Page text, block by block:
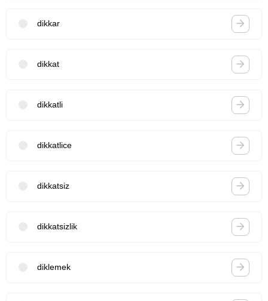
dikkar
dikkat
dikkatli
dikkatlice
dikkatsiz
dikkatsizlik
diklemek